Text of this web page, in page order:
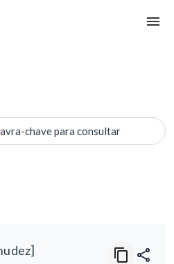
chave para consultar